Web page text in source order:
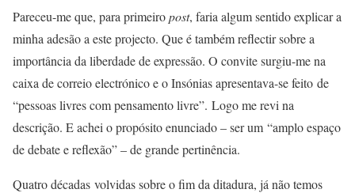
Pareceu-me que, para primeiropost, faria algum sentido explicar a
minha adesão a este projecto. Que é também reflectir sobre a
importância da liberdade de expressão. O convite surgiu-me na
caixa de correio electrónico e o Insónias apresentava-se feito de
“pessoas livres com pensamento livre”. Logo me revi na
descrição. E achei o propósito enunciado – ser um “amplo espaço
de debate e reflexão” – de grande pertinência.
Quatro décadas volvidas sobre o fim da ditadura, já não temos